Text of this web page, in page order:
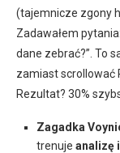
(tajemnicze zgony
Zadawałem
dane zebrać?”. To
zamiast scrollować
Rezultat? 30%
Zagadka
trenuje analizę